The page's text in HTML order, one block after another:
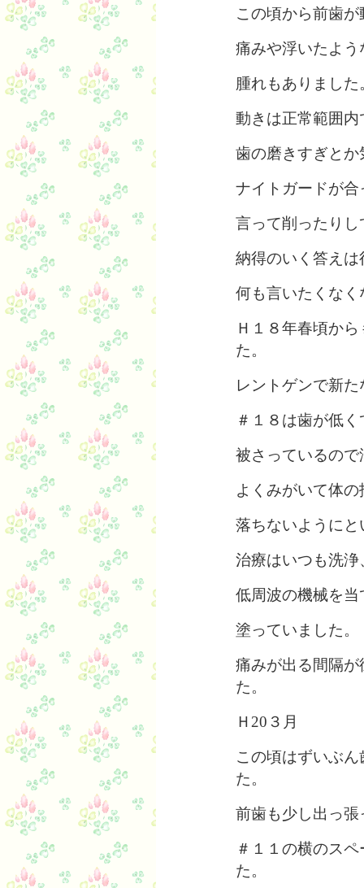
この頃から前歯
痛みや浮いたよ
腫れもありました
動きは正常範囲内
歯の磨きすぎと
ナイトガードが
言って削ったり
納得のいく答えは
何も言いたくな
Ｈ１８年春頃か
た。
レントゲンで新
＃１８は歯が低
被さっているので
よくみがいて体の
落ちないように
治療はいつも洗
低周波の機械を
塗っていました。
痛みが出る間隔
た。
Ｈ20３月
この頃はずいぶ
た。
前歯も少し出っ
＃１１の横のス
た。